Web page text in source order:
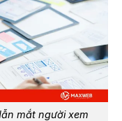
mắt người xem